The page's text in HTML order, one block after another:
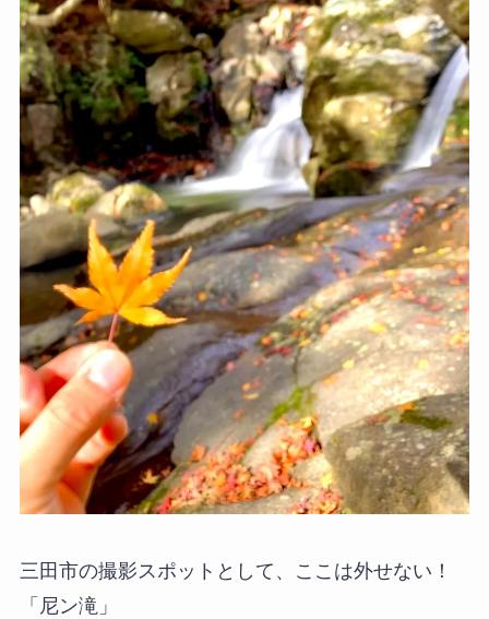
三田市の撮影スポットとして、ここは外せない！
「尼ン滝」